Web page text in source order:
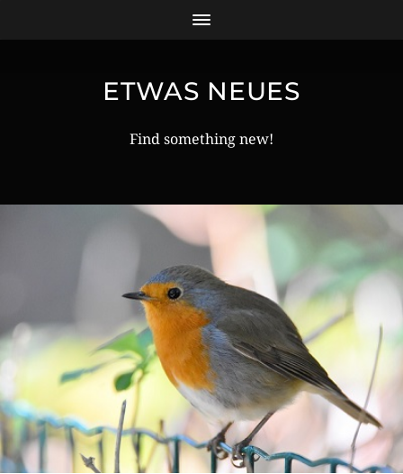
ETWAS NEUES
Find something new!